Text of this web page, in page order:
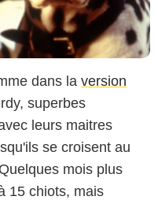
dans la version
superbes
leurs maitres
se croisent au
mois plus
15 chiots, mais